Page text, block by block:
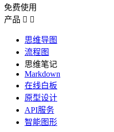
免费使用
产品  
思维导图
流程图
思维笔记
Markdown
在线白板
原型设计
API服务
智能图形